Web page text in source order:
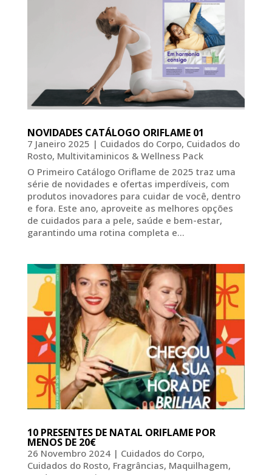
NOVIDADES CATÁLOGO ORIFLAME 01
7 Janeiro 2025 | Cuidados do Corpo, Cuidados do
Rosto, Multivitaminicos & Wellness Pack
O Primeiro Catálogo Oriflame de 2025 traz uma
série de novidades e ofertas imperdíveis, com
produtos inovadores para cuidar de você, dentro
e fora. Este ano, aproveite as melhores opções
de cuidados para a pele, saúde e bem-estar,
garantindo uma rotina completa e...
10 PRESENTES DE NATAL ORIFLAME POR
MENOS DE 20€
26 Novembro 2024| Cuidados do Corpo,
Cuidados do Rosto, Fragrâncias, Maquilhagem,